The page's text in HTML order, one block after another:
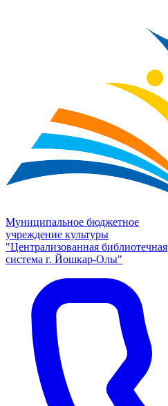
Муниципальное бюджетное
учреждение культуры
"Централизованная библиотечная
система г. Йошкар-Олы"